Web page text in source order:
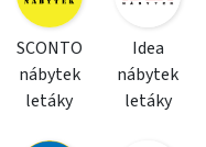
SCONTO
nábytek
letáky
Idea
nábytek
letáky